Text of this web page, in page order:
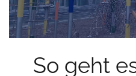
So geht